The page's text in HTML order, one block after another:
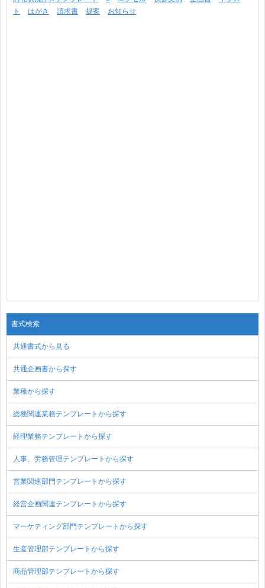
ト
はがき 請求書 提案 お知らせ
書式検索
共通書式から見る
共通企画書から探す
業種から探す
総務関連業務テンプレートから探す
経理業務テンプレートから探す
人事、労務管理テンプレートから探す
営業関連部門テンプレートから探す
経営企画関連テンプレートから探す
マーケティング部門テンプレートから探す
生産管理部テンプレートから探す
商品管理部テンプレートから探す